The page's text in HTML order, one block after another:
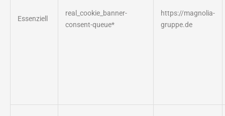
Essenziell
real_cookie_banner-
consent-queue*
https://magnolia-
gruppe.de